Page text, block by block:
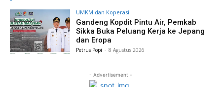
UMKM dan Koperasi
Gandeng Kopdit Pintu Air, Pemkab
Sikka Buka Peluang Kerja ke Jepang
dan Eropa
Petrus Popi - 8 Agustus 2026
- Advertisement -